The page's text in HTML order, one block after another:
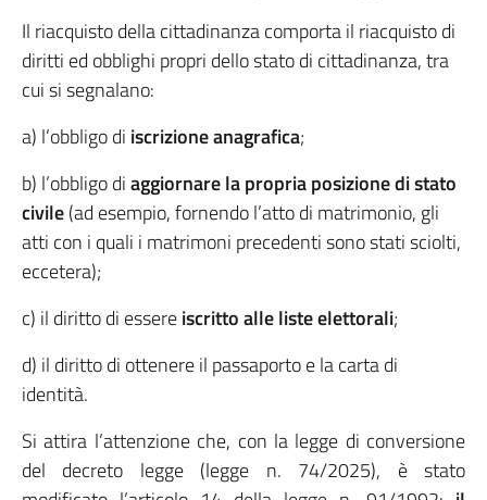
Il riacquisto della cittadinanza comporta il riacquisto di
diritti ed obblighi propri dello stato di cittadinanza, tra
cui si segnalano:
a) l’obbligo di iscrizione anagrafica;
b) l’obbligo diaggiornare la propria posizione di stato
civile(ad esempio, fornendo l’atto di matrimonio, gli
atti con i quali i matrimoni precedenti sono stati sciolti,
eccetera);
c) il diritto di essereiscritto alle liste elettorali;
d) il diritto di ottenere il passaporto e la carta di
identità.
Si attira l’attenzione che, con la legge di conversione
del decreto legge (legge n. 74/2025), è stato